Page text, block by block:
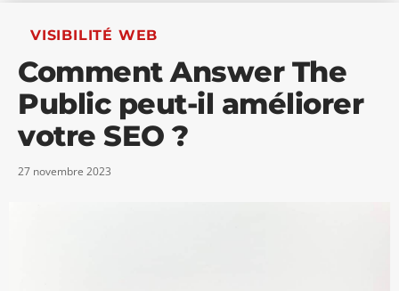
VISIBILITÉ WEB
Comment Answer The
Public peut-il améliorer
votre SEO ?
27 novembre 2023